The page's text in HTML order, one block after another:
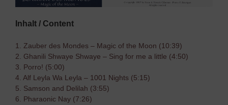
Inhalt / Content
1. Zauber des Mondes – Magic of the Moon (10:39)
2. Ghanili Shwaye Shwaye – Sing for me a little (4:50)
3. Porro! (5:00)
4. Alf Leyla Wa Leyla – 1001 Nights (5:15)
5. Samson and Delilah (3:55)
6. Pharaonic Nay (7:26)